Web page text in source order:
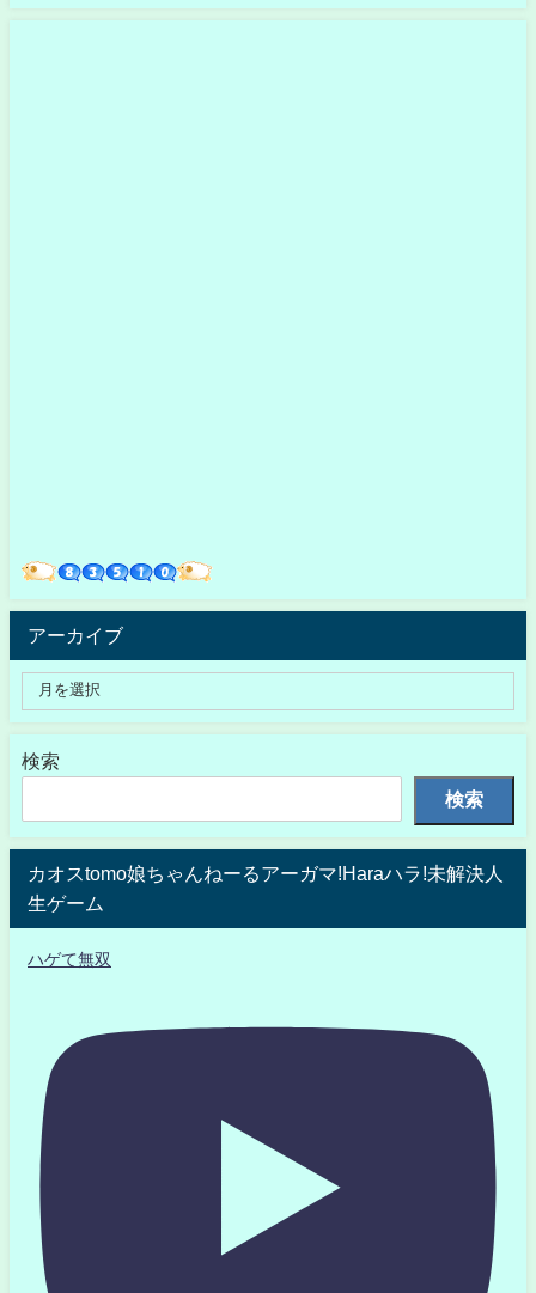
アーカイブ
検索
検索
カオスtomo娘ちゃんねーるアーガマ!Haraハラ!未解決人
生ゲーム
ハゲて無双